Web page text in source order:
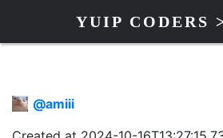
YUIP CODERS
@amiii